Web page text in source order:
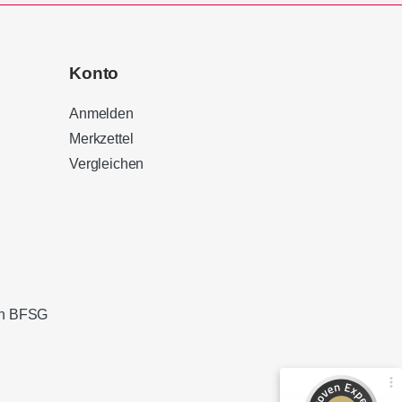
BFSG
Konto
Anmelden
Merkzettel
Vergleichen